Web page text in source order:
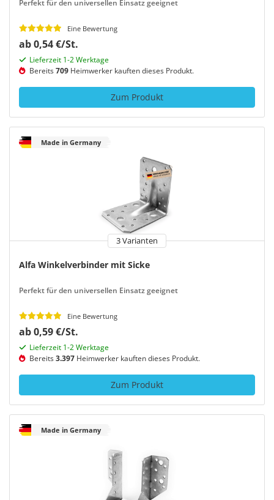
Perfekt für den universellen Einsatz geeignet
Eine Bewertung
ab 0,54 €/St.
Lieferzeit 1-2 Werktage
Bereits709 Heimwerker kauften dieses Produkt.
Zum Produkt
Made in Germany
3 Varianten
Alfa Winkelverbinder mit Sicke
Perfekt für den universellen Einsatz geeignet
Eine Bewertung
ab 0,59 €/St.
Lieferzeit 1-2 Werktage
Bereits3.397 Heimwerker kauften dieses Produkt.
Zum Produkt
Made in Germany